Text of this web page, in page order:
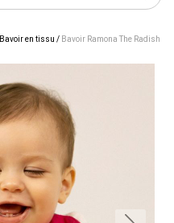
Bavoir en tissu / Bavoir Ramona The Radish